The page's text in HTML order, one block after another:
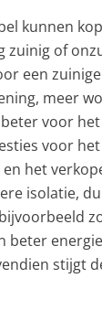
kunnen
zuinig of
een
meer
voor
voor
het
isolatie,
beter
stijgt